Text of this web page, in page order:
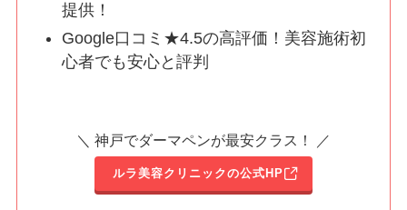
提供！
Google口コミ★4.5の高評価！美容施術初
心者でも安心と評判
＼ 神戸でダーマペンが最安クラス！ ／
ルラ美容クリニックの公式HP